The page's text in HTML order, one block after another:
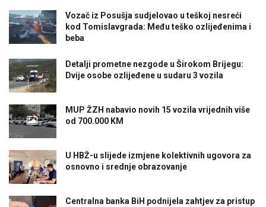
Vozač iz Posušja sudjelovao u teškoj nesreći
kod Tomislavgrada: Među teško ozlijeđenima i
beba
Detalji prometne nezgode u Širokom Brijegu:
Dvije osobe ozlijeđene u sudaru 3 vozila
MUP ŽZH nabavio novih 15 vozila vrijednih više
od 700.000 KM
U HBŽ-u slijede izmjene kolektivnih ugovora za
osnovno i srednje obrazovanje
Centralna banka BiH podnijela zahtjev za pristup